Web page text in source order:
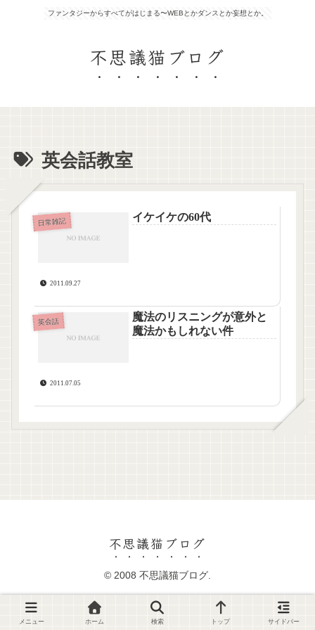
ファンタジーからすべてがはじまる〜WEBとかダンスとか妄想とか。
不思議猫ブログ
英会話教室
日常雑記 イケイケの60代
2011.09.27
英会話
魔法のリスニングが意外と
魔法かもしれない件
2011.07.05
不思議猫ブログ
© 2008 不思議猫ブログ.
メニュー ホーム 検索 トップ サイドバー